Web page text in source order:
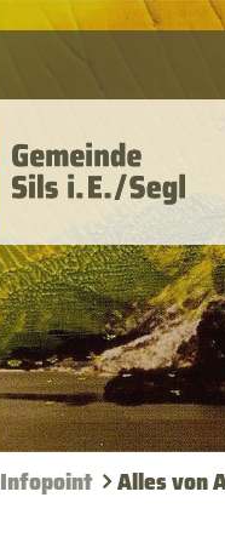
Infopoint Alles von